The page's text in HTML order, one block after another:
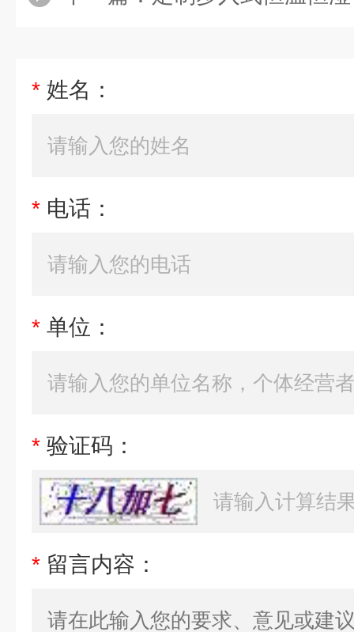
* 姓名：
* 电话：
* 单位：
* 验证码：
* 留言内容：